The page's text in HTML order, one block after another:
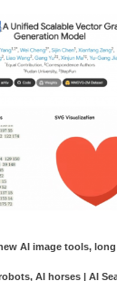
AI image tools,
AI horses | AI